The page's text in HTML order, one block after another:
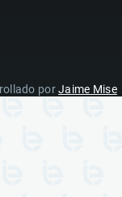
porJaime Mise